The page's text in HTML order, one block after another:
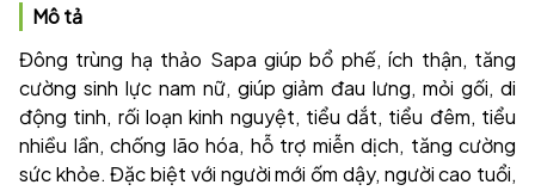
Mô tả
Đông trùng hạ thảo Sapa giúp bổ phế, ích thận, tăng
cường sinh lực nam nữ, giúp giảm đau lưng, mỏi gối, di
động tinh, rối loạn kinh nguyệt, tiểu dắt, tiểu đêm, tiểu
nhiều lần, chống lão hóa, hỗ trợ miễn dịch, tăng cường
sức khỏe. Đặc biệt với người mới ốm dậy, người cao tuổi,